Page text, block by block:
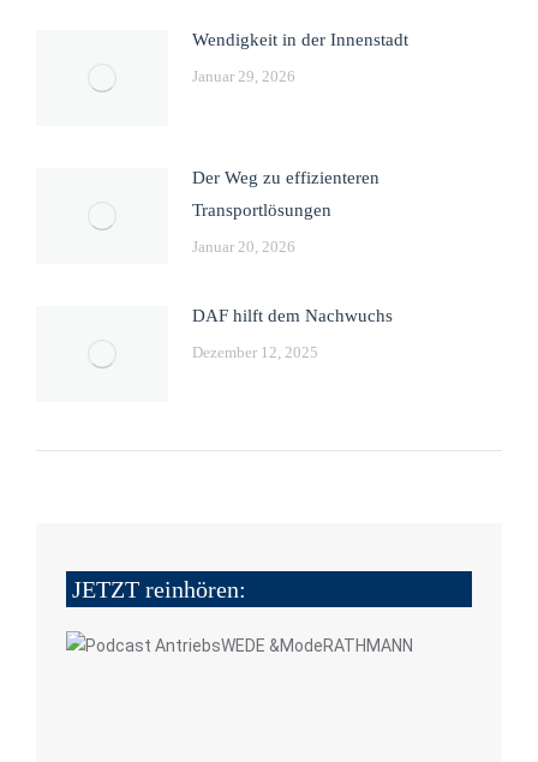
Wendigkeit in der Innenstadt
Januar 29, 2026
Der Weg zu effizienteren
Transportlösungen
Januar 20, 2026
DAF hilft dem Nachwuchs
Dezember 12, 2025
JETZT reinhören: